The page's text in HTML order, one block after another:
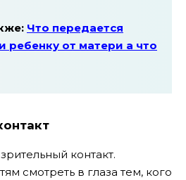
Что передается
ребенку от матери а что
контакт.
смотреть в глаза тем, кого